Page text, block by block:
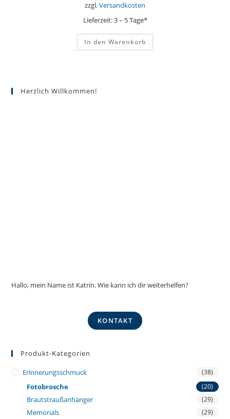
zzgl.Versandkosten
Lieferzeit:3 – 5 Tage*
In den Warenkorb
Herzlich Willkommen!
Hallo, mein Name ist Katrin. Wie kann ich dir weiterhelfen?
KONTAKT
Produkt-Kategorien
Erinnerungsschmuck (38)
Fotobrosche (20)
Brautstraußanhänger (29)
Memorials (29)